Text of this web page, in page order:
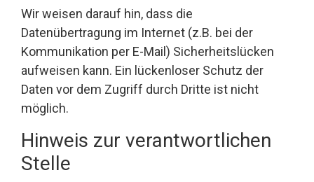
Wir weisen darauf hin, dass die
Datenübertragung im Internet (z.B. bei der
Kommunikation per E-Mail) Sicherheitslücken
aufweisen kann. Ein lückenloser Schutz der
Daten vor dem Zugriff durch Dritte ist nicht
möglich.
Hinweis zur verantwortlichen
Stelle